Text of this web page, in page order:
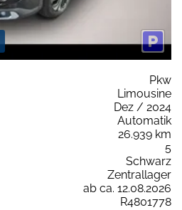
Pkw
Limousine
Dez / 2024
Automatik
26.939 km
5
Schwarz
Zentrallager
ab ca. 12.08.2026
R4801778